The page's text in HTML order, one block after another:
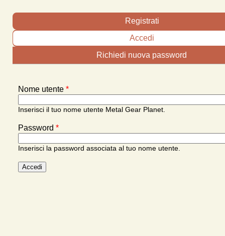
Schede primarie
Registrati
Accedi
Richiedi nuova password
Nome utente *
Inserisci il tuo nome utente Metal Gear Planet.
Password *
Inserisci la password associata al tuo nome utente.